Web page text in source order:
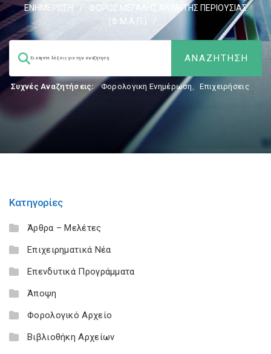
ΕΝΗΜΕΡΩΣΗ
/
ΦΟΡΟΣ ΜΕΓΑΛΗΣ ΑΚΙΝΗΤΗΣ ΠΕΡΙΟΥΣΙΑΣ
(Φ.Μ.Α.Π.)
/
Συχνές Αναζητήσεις: Φορολογικη Ενημέρωση, Επιχειρήσεις
Κατηγορίες
Άρθρα – Μελέτες
Επιχειρηματικά Νέα
Επενδυτικά Προγράμματα
Άποψη
Φορολογικό Αρχείο
Βιβλιοθήκη Αρχείων